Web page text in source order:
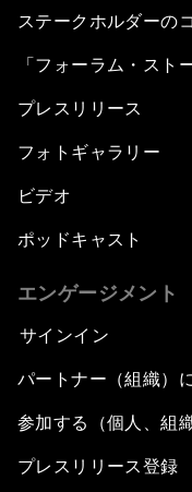
ステークホルダーの
「フォーラム・スト
プレスリリース
フォトギャラリー
ビデオ
ポッドキャスト
エンゲージメント
サインイン
パートナー（組織）
参加する（個人、組織
プレスリリース登録